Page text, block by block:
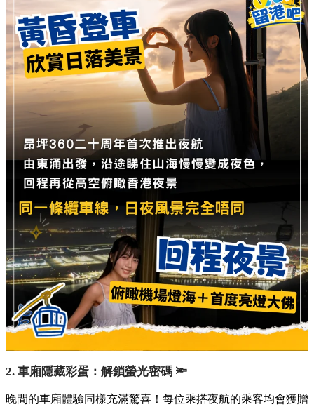
2. 車廂隱藏彩蛋：解鎖螢光密碼 🔦
晚間的車廂體驗同樣充滿驚喜！每位乘搭夜航的乘客均會獲贈